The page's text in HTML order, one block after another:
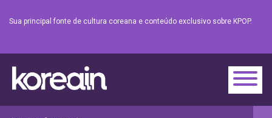
Sua principal fonte de cultura coreana e conteúdo exclusivo sobre KPOP.